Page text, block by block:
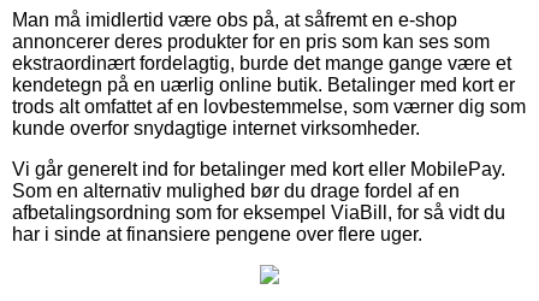
Man må imidlertid være obs på, at såfremt en e-shop
annoncerer deres produkter for en pris som kan ses som
ekstraordinært fordelagtig, burde det mange gange være et
kendetegn på en uærlig online butik. Betalinger med kort er
trods alt omfattet af en lovbestemmelse, som værner dig som
kunde overfor snydagtige internet virksomheder.
Vi går generelt ind for betalinger med kort eller MobilePay.
Som en alternativ mulighed bør du drage fordel af en
afbetalingsordning som for eksempel ViaBill, for så vidt du
har i sinde at finansiere pengene over flere uger.